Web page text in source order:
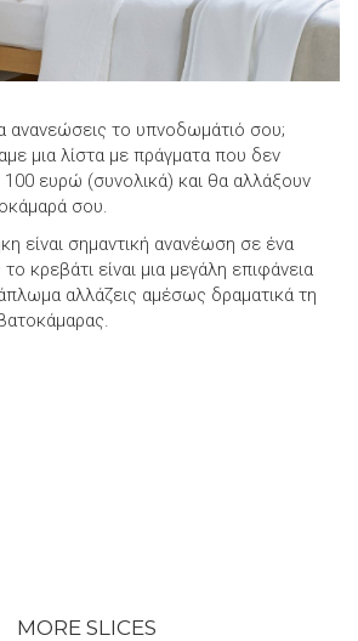
ανανεώσεις το υπνοδωμάτιό σου;
μια λίστα με πράγματα που δεν
ευρώ (συνολικά) και θα αλλάξουν
σου.
είναι σημαντική ανανέωση σε ένα
κρεβάτι είναι μια μεγάλη επιφάνεια
αλλάζεις αμέσως δραματικά τη
MORE SLICES